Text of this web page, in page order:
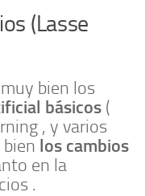
(Lasse
bien los
básicos (
, y varios
los cambios
en la
.